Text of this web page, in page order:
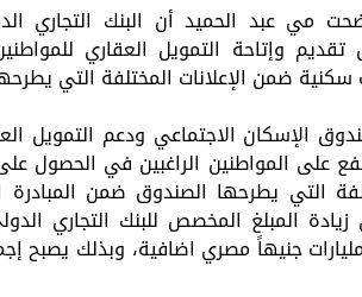
تقديم وإتاحة التمويل العقاري
ضمن الإعلانات المختلفة التي
الإسكان الاجتماعي ودعم التمويل
على المواطنين الراغبين في الحصول
التي يطرحها الصندوق ضمن
المبلغ المخصص للبنك التجاري
جنيهاً مصري اضافية، وبذلك يصبح